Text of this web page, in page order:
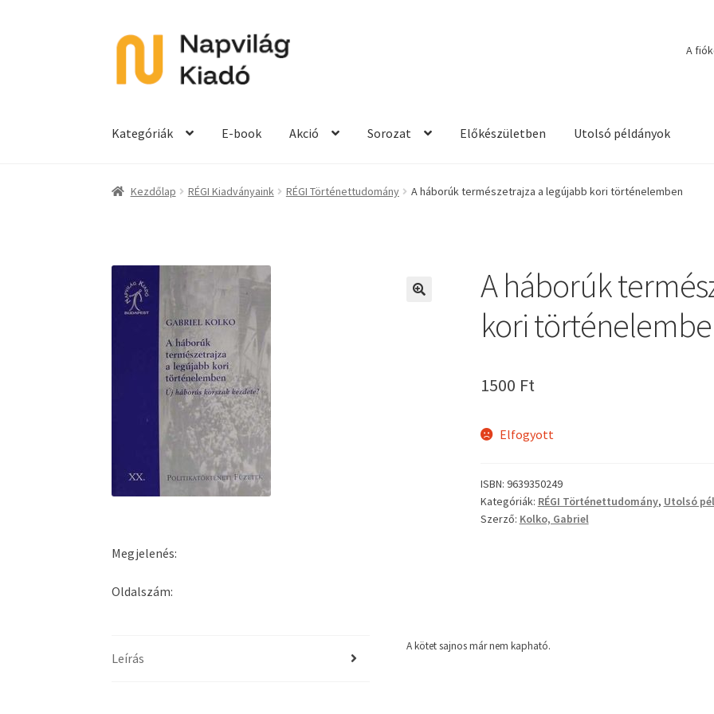
Ugrás
navigációhoz
Kilépés
tartalomba
A
Kategóriák E-book Akció Sorozat Előkészületben Utolsó példányok
Kezdőlap RÉGI Kiadványaink RÉGI Történettudomány A háborúk természetrajza a legújabb kori történelemben
A háborúk
kori
1500 Ft
Elfogyott
ISBN: 9639350249
Kategóriák: RÉGI Történettudomány, Utolsó
Szerző: Kolko, Gabriel
Megjelenés:
Oldalszám:
Leírás
A kötet sajnos már nem kapható.